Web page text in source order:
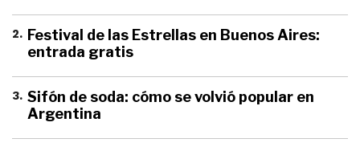
2. Festival de las Estrellas en Buenos Aires:
entrada gratis
3. Sifón de soda: cómo se volvió popular en
Argentina